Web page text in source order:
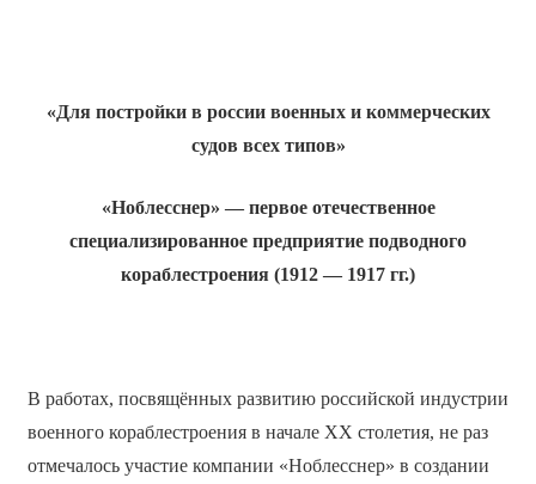
«Для постройки в россии военных и коммерческих
судов всех типов»
«Ноблесснер» — первое отечественное
специализированное предприятие подводного
кораблестроения (1912 — 1917 гг.)
В работах, посвящённых развитию российской индустрии
военного кораблестроения в начале ХХ столетия, не раз
отмечалось участие компании «Ноблесснер» в создании